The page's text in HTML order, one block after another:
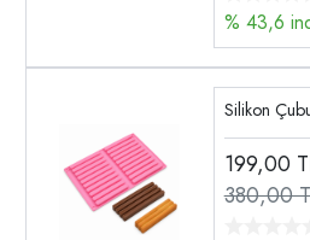
% 43,6
Silikon
199,00
380,00